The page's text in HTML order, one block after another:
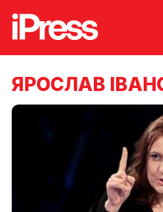
ЯРОСЛАВ